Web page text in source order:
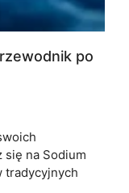
po
się na Sodium
tradycyjnych